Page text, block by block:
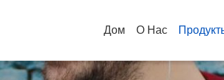
Дом О Нас